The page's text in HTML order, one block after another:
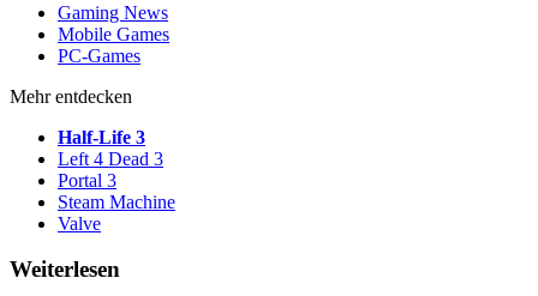
Gaming News
Mobile Games
PC-Games
Mehr entdecken
Half-Life 3
Left 4 Dead 3
Portal 3
Steam Machine
Valve
Weiterlesen